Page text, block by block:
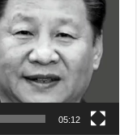
05:12